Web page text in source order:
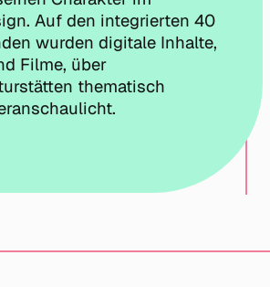
Auf den integrierten 40
wurden digitale Inhalte,
Filme, über
thematisch